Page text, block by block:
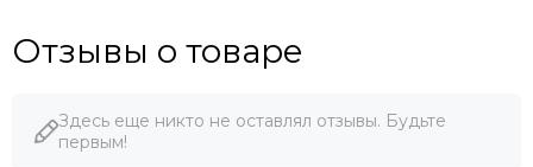
Отзывы о товаре
Здесь еще никто не оставлял отзывы. Будьте
первым!